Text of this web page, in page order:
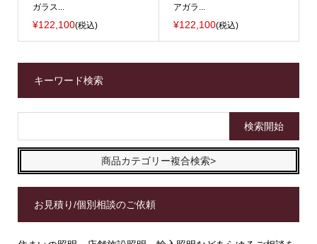
ガラス...
¥122,100(税込)
アガラ...
¥122,100(税込)
キーワード検索
商品カテゴリー複合検索>
お見積り/個別相談のご依頼